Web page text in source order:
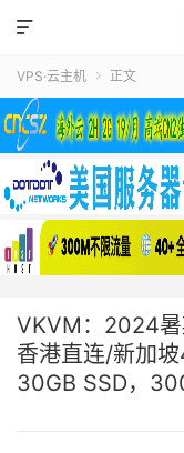

VPS·云主机  正文
VKVM：2024
香港直连/新加
30GB SSD，